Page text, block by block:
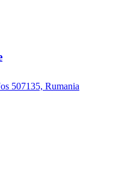
507135, Rumania